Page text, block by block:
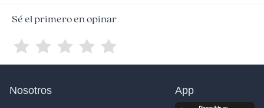
Sé el primero en opinar
Nosotros App